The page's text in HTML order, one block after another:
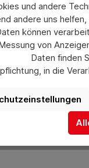
Stahl , -40° C
bei uns
und andere
andere uns
können
von
Daten finden
in die